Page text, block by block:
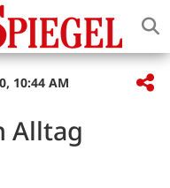
10:44 AM
Alltag